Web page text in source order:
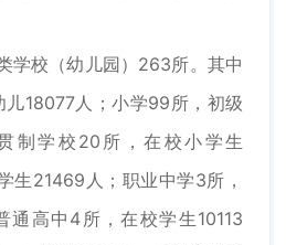
校（幼儿园）263所。其中
儿18077人；小学99所，初级
制学校20所，在校小学生
生21469人；职业中学3所，
通高中4所，在校学生10113